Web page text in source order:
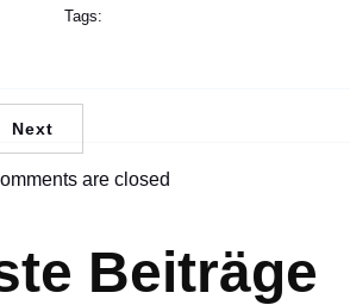
Tags:
Next
are closed
Beiträge